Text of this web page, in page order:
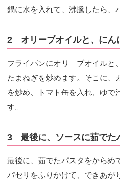
鍋に水を入れて、沸騰したら、
2 オリーブオイルと、にん
フライパンにオリーブオイルと
たまねぎを炒めます。そこに、
を炒め、トマト缶を入れ、ゆで
す。
3 最後に、ソースに茹でた
最後に、茹でたパスタをからめ
パセリをふりかけて、できあが